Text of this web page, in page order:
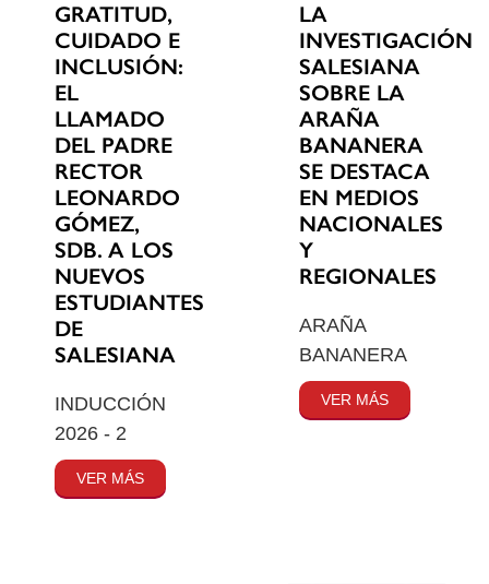
GRATITUD,
CUIDADO E
INCLUSIÓN:
EL
LLAMADO
DEL PADRE
RECTOR
LEONARDO
GÓMEZ,
SDB. A LOS
NUEVOS
ESTUDIANTES
DE
SALESIANA
INDUCCIÓN
2026 - 2
VER MÁS
LA
INVESTIGACIÓN
SALESIANA
SOBRE LA
ARAÑA
BANANERA
SE DESTACA
EN MEDIOS
NACIONALES
Y
REGIONALES
ARAÑA
BANANERA
VER MÁS